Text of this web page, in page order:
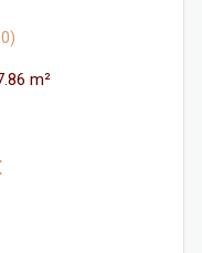
Studio 1 pièce(s) 37.86 m²